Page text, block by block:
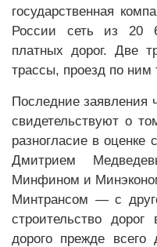
государственная
России сеть из 20
платных дорог. Две
трассы, проезд по ним
Последние заявления
свидетельствуют о
разногласие в оценке
Дмитрием
Минфином и
Минтрансом — с
строительство
дорого прежде всего